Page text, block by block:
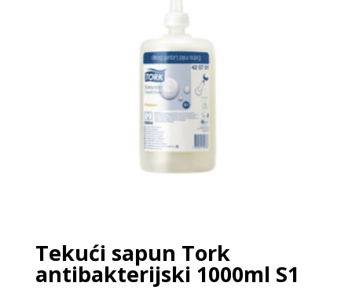
Tekući sapun Tork
antibakterijski 1000ml S1